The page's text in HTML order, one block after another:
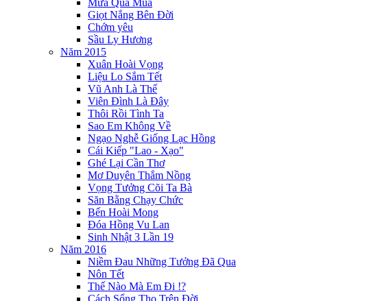
Giọt Nắng Bên Đời
Chớm yêu
Sầu Ly Hương
Năm 2015
Xuân Hoài Vọng
Liệu Lo Sắm Tết
Vũ Anh Là Thế
Viên Đình Là Đây
Thôi Rồi Tình Ta
Sao Em Không Về
Ngạo Nghễ Giống Lạc Hồng
Cái Kiếp "Lao - Xạo"
Ghé Lại Cần Thơ
Mơ Duyên Thắm Nồng
Vọng Tưởng Cõi Ta Bà
Săn Bằng Chạy Chức
Bến Hoài Mong
Đóa Hồng Vu Lan
Sinh Nhật 3 Lần 19
Năm 2016
Niềm Đau Những Tưởng Đã Qua
Nôn Tết
Thế Nào Mà Em Đi !?
Cách Sống Thọ Trên Đời